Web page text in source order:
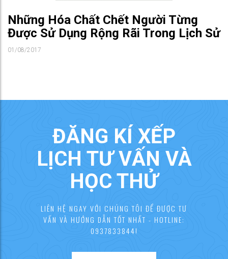
Những Hóa Chất Chết Người Từng
Được Sử Dụng Rộng Rãi Trong Lịch Sử
01/08/2017
ĐĂNG KÍ XẾP
LỊCH TƯ VẤN VÀ
HỌC THỬ
LIÊN HỆ NGAY VỚI CHÚNG TÔI ĐỂ ĐƯỢC TƯ
VẤN VÀ HƯỚNG DẪN TỐT NHẤT - HOTLINE:
0937833844!